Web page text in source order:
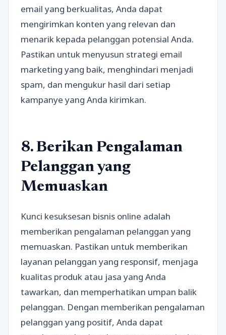
email yang berkualitas, Anda dapat
mengirimkan konten yang relevan dan
menarik kepada pelanggan potensial Anda.
Pastikan untuk menyusun strategi email
marketing yang baik, menghindari menjadi
spam, dan mengukur hasil dari setiap
kampanye yang Anda kirimkan.
8. Berikan Pengalaman
Pelanggan yang
Memuaskan
Kunci kesuksesan bisnis online adalah
memberikan pengalaman pelanggan yang
memuaskan. Pastikan untuk memberikan
layanan pelanggan yang responsif, menjaga
kualitas produk atau jasa yang Anda
tawarkan, dan memperhatikan umpan balik
pelanggan. Dengan memberikan pengalaman
pelanggan yang positif, Anda dapat